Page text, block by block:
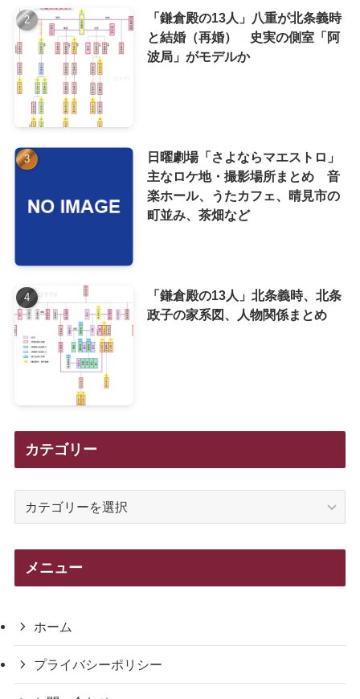
「鎌倉殿の13人」八重が北条義時
と結婚（再婚） 史実の側室「阿
波局」がモデルか
日曜劇場「さよならマエストロ」
主なロケ地・撮影場所まとめ 音
楽ホール、うたカフェ、晴見市の
町並み、茶畑など
「鎌倉殿の13人」北条義時、北条
政子の家系図、人物関係まとめ
カテゴリー
メニュー
ホーム
プライバシーポリシー